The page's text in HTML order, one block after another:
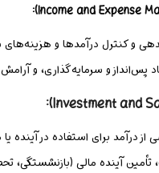
و کنترل درآمدها و
پس‌انداز و سرمایه‌گذاری، و
درآمد برای استفاده در آینده
تأمین آینده مالی (بازنشستگی،